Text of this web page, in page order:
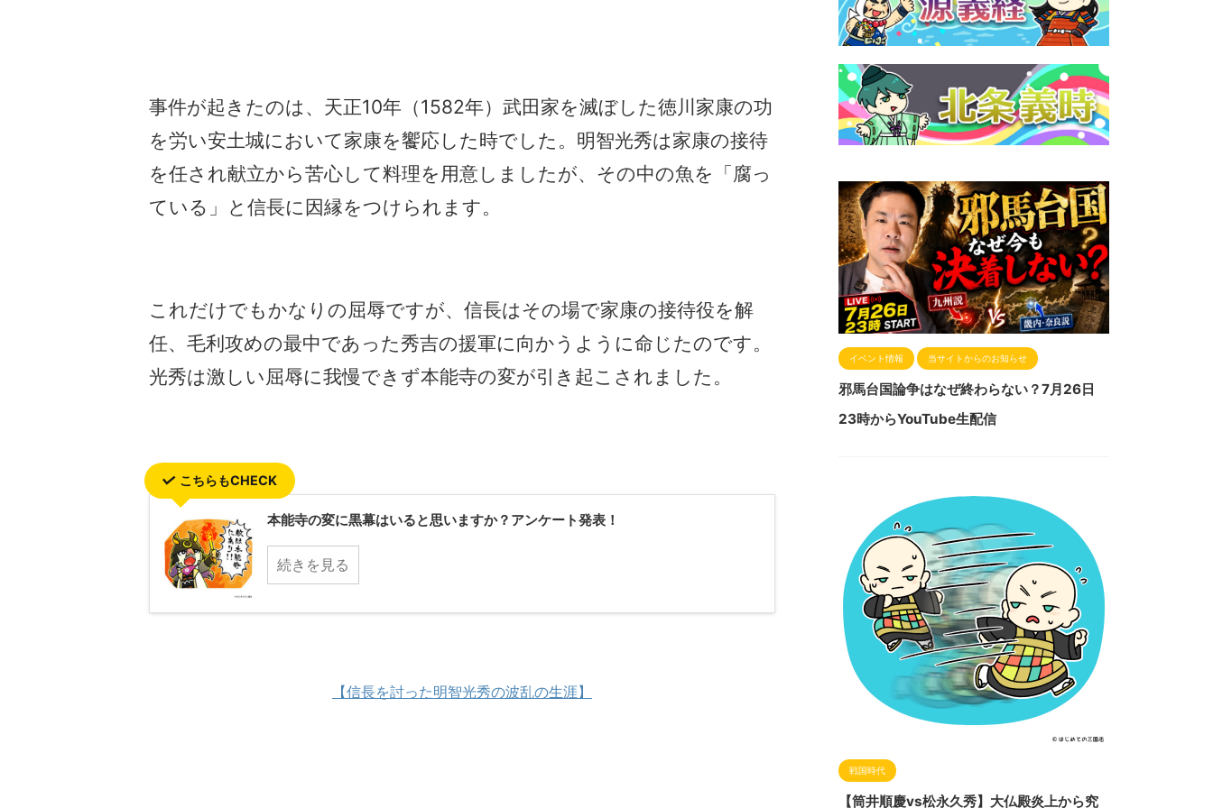
事件が起きたのは、天正10年（1582年）武田家を滅ぼした徳川家康の功
を労い安土城において家康を饗応した時でした。明智光秀は家康の接待
を任され献立から苦心して料理を用意しましたが、その中の魚を「腐っ
ている」と信長に因縁をつけられます。
これだけでもかなりの屈辱ですが、信長はその場で家康の接待役を解
任、毛利攻めの最中であった秀吉の援軍に向かうように命じたのです。
光秀は激しい屈辱に我慢できず本能寺の変が引き起こされました。
こちらもCHECK
本能寺の変に黒幕はいると思いますか？アンケート発表！
続きを見る
【信長を討った明智光秀の波乱の生涯】
イベント情報 当サイトからのお知らせ
邪馬台国論争はなぜ終わらない？7月26日
23時からYouTube生配信
戦国時代
【筒井順慶vs松永久秀】大仏殿炎上から究